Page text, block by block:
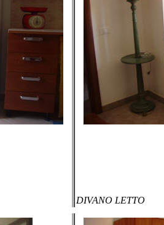
DIVANO LETTO